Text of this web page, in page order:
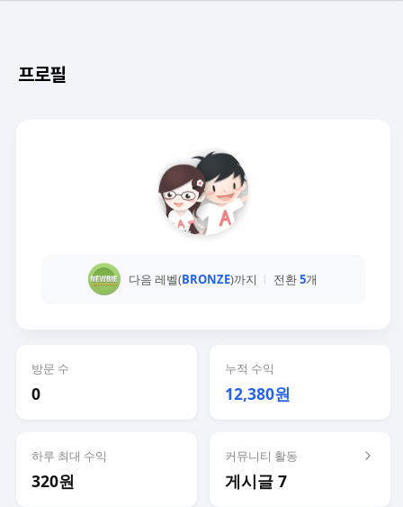
프로필
다음 레벨(BRONZE)까지 전환5개
방문 수
0
누적 수익
12,380원
하루 최대 수익
320원
커뮤니티 활동
게시글 7